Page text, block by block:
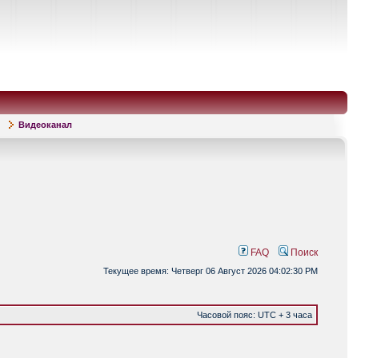
Видеоканал
FAQ Поиск
Текущее время: Четверг 06 Август 2026 04:02:30 PM
Часовой пояс: UTC + 3 часа